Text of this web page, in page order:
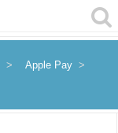
Apple Pay